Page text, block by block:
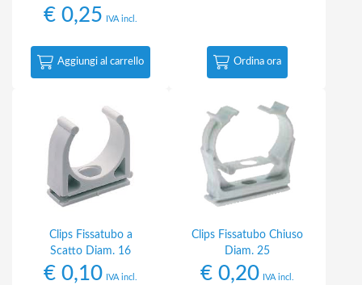
€ 0,25 IVA incl.
Aggiungi al carrello Ordina ora
Clips Fissatubo a
Scatto Diam. 16
€ 0,10 IVA incl.
Clips Fissatubo Chiuso
Diam. 25
€ 0,20 IVA incl.